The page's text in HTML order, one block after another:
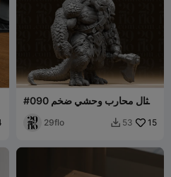
#090 تمثال محارب وحشي ضخم
29flo  53 15